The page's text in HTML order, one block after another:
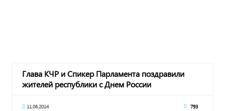
Глава КЧР и Спикер Парламента поздравили
жителей республики с Днем России
11.06.2014 793